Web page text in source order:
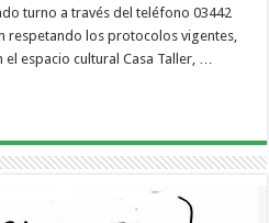
turno a través del teléfono 03442
respetando los protocolos vigentes,
espacio cultural Casa Taller, …